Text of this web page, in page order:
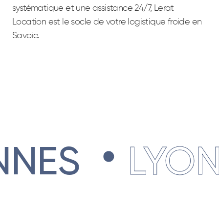
systématique et une assistance 24/7, Lerat
Location est le socle de votre logistique froide en
Savoie.
. LYON .